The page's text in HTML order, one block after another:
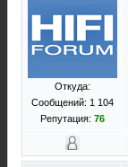
Откуда:
Сообщений: 1 104
Репутация: 76